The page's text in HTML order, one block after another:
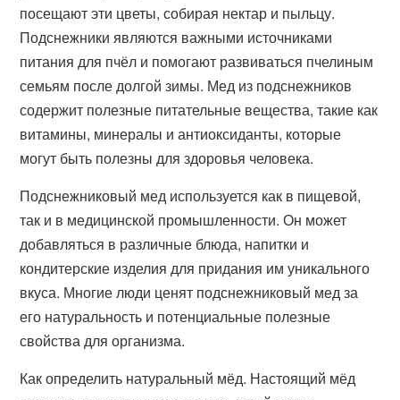
посещают эти цветы, собирая нектар и пыльцу.
Подснежники являются важными источниками
питания для пчёл и помогают развиваться пчелиным
семьям после долгой зимы. Мед из подснежников
содержит полезные питательные вещества, такие как
витамины, минералы и антиоксиданты, которые
могут быть полезны для здоровья человека.
Подснежниковый мед используется как в пищевой,
так и в медицинской промышленности. Он может
добавляться в различные блюда, напитки и
кондитерские изделия для придания им уникального
вкуса. Многие люди ценят подснежниковый мед за
его натуральность и потенциальные полезные
свойства для организма.
Как определить натуральный мёд. Настоящий мёд